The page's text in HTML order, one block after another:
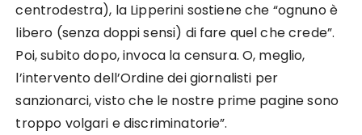
centrodestra), la Lipperini sostiene che “ognuno è
libero (senza doppi sensi) di fare quel che crede”.
Poi, subito dopo, invoca la censura. O, meglio,
l’intervento dell’Ordine dei giornalisti per
sanzionarci, visto che le nostre prime pagine sono
troppo volgari e discriminatorie”.